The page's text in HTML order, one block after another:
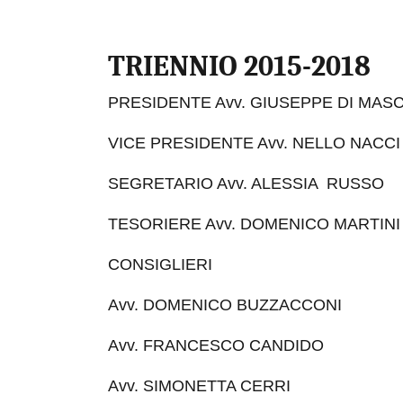
TRIENNIO 2015-2018
PRESIDENTE Avv. GIUSEPPE DI
VICE PRESIDENTE Avv. NELLO NACCI
SEGRETARIO Avv. ALESSIA RUSSO
TESORIERE Avv. DOMENICO MARTINI
CONSIGLIERI
Avv. DOMENICO BUZZACCONI
Avv. FRANCESCO CANDIDO
Avv. SIMONETTA CERRI